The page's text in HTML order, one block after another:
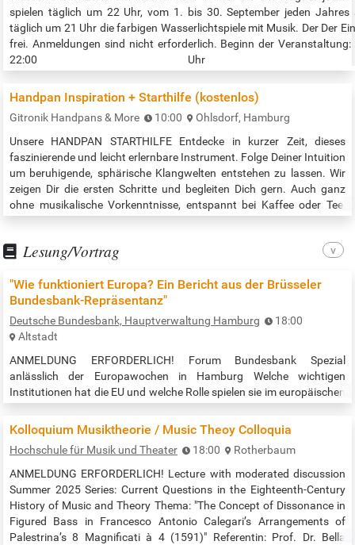
spielen täglich um 22 Uhr, vom 1. bis 30. September jeden Jahres
täglich um 21 Uhr die farbigen Wasserlichtspiele mit Musik. Der Der
frei. Anmeldungen sind nicht erforderlich. Beginn der Veranstaltung:
22:00 Uhr
abends-622472
Handpan Inspiration + Starthilfe (kostenlos)
Gitronik Handpans & More 10:00
Ohlsdorf, Hamburg
Unsere HANDPAN STARTHILFE Entdecke in kurzer Zeit, dieses
faszinierende und leicht erlernbare Instrument. Folge Deiner Intuition
um beruhigende, sphärische Klangwelten entstehen zu lassen. Wir
zeigen Dir die ersten Schritte und begleiten Dich gern. Auch ganz
ohne musikalische Vorkenntnisse, entspannt bei Kaffee oder Tee,
Lesung/Vortrag
"Wie funktioniert Europa? Ein Bericht aus der Brüsseler
Bundesbank-Repräsentanz"
Deutsche Bundesbank, Hauptverwaltung Hamburg
18:00
Altstadt
ANMELDUNG ERFORDERLICH! Forum Bundesbank Spezial
anlässlich der Europawochen in Hamburg Welche wichtigen
Institutionen hat die EU und welche Rolle spielen sie im europäischen
Gold, die Leiterin der Repräsentanz der Deutschen Bundesbank in
Brüssel, die Arbeit der Repräsentanz und ihre Kooperation mit
anderen europäischen Zentralbanken. Die Veranstaltung ist
kostenfrei. Ihre Anmeldung nehmen…
Kolloquium Musiktheorie / Music Theoy Colloquia
Hochschule für Musik und Theater 18:00
Rotherbaum
ANMELDUNG ERFORDERLICH! Lecture with moderated discussion
Summer 2025 Series: Current Questions in the Eighteenth-Century
History of Music and Theory Thema: "The Concept of Dissonance in
Figured Bass in Francesco Antonio Calegari’s Arrangements of
Palestrina’s 8 Magnificati à 4 (1591)" Referentin: Prof. Dr. Bella